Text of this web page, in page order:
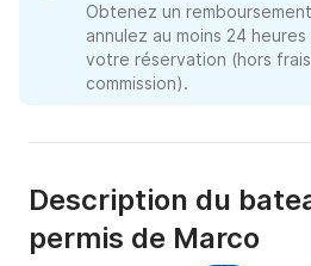
Obtenez un
annulez au moins 24
votre réservation (hors
commission).
Description du
permis de Marco